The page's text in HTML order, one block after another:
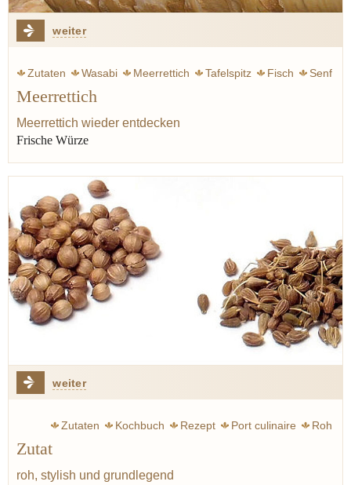
weiter
Zutaten Wasabi Meerrettich Tafelspitz Fisch
Senf
Meerrettich
Meerrettich wieder entdecken
Frische Würze
weiter
Zutaten Kochbuch Rezept Port culinaire
Roh
Zutat
roh, stylish und grundlegend